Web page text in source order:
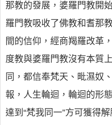
那教的發展，婆羅門教開
羅門教吸收了佛教和耆那
間的信仰，經商羯羅改革
度教與婆羅門教沒有本質
同，都信奉梵天、毗濕奴
報，人生輪迴，輪迴的形
達到“梵我同一”方可獲得